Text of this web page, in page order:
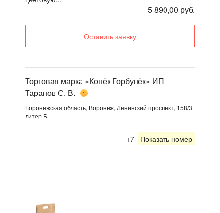
5 890,00 руб.
Оставить заявку
Торговая марка «Конёк Горбунёк» ИП
Таранов С. В.
1
Воронежская область, Воронеж, Ленинский проспект, 158/3,
литер Б
+7 Показать номер